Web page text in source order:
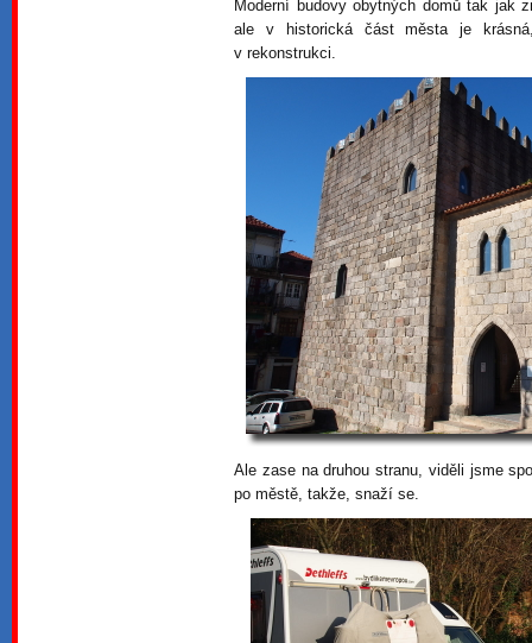
Moderní budovy obytných domů tak jak
ale v historická část města je
v rekonstrukci.
Ale zase na druhou stranu, viděli jsme
po městě, takže, snaží se.